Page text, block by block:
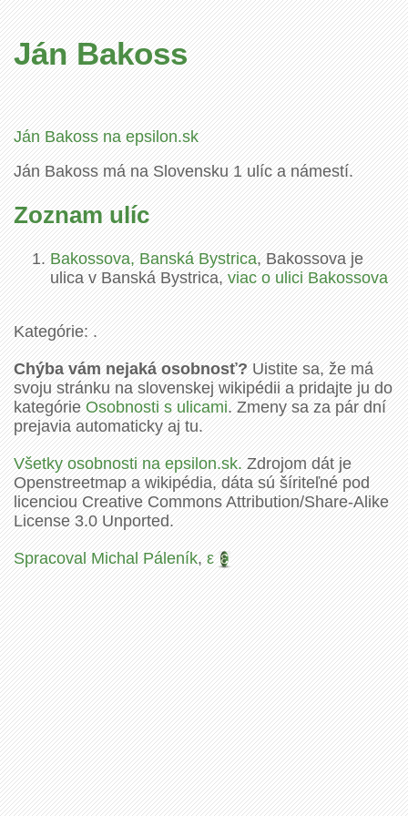
Ján Bakoss
Ján Bakoss na epsilon.sk
Ján Bakoss má na Slovensku 1 ulíc a námestí.
Zoznam ulíc
Bakossova, Banská Bystrica, Bakossova je
ulica v Banská Bystrica,viac o ulici Bakossova
Kategórie: .
Chýba vám nejaká osobnosť?Uistite sa, že má
svoju stránku na slovenskej wikipédii a pridajte ju do
kategórieOsobnosti s ulicami. Zmeny sa za pár dní
prejavia automaticky aj tu.
Všetky osobnosti na epsilon.sk.Zdrojom dát je
Openstreetmap a wikipédia, dáta sú šíriteľné pod
licenciou Creative Commons Attribution/Share-Alike
License 3.0 Unported.
Spracoval Michal Páleník,ε